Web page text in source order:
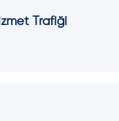
Trafiği